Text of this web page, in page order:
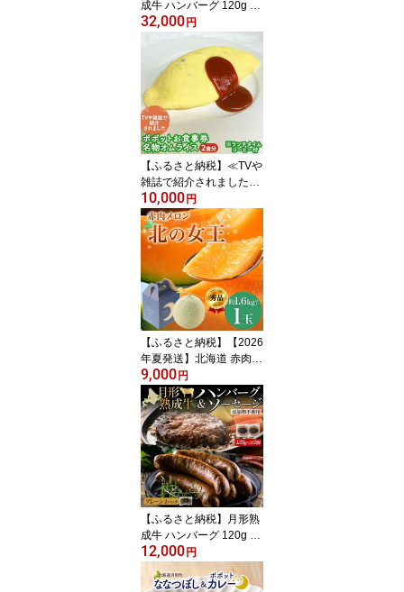
成牛 ハンバーグ 120g ×
5個 ソーセージ プレーン
チョリソー 30g × 4本 各
2パック 計1080g 添加物
不使用 セット ブランド
高級 グルメ お取り寄せ
肉汁 焼肉 鉄板焼 ギフト
【 月形町 】 お届け：2
025年12月上旬より順次
出荷
32,000 円
【ふるさと納税】≪TVや
雑誌で紹介されました≫
ポポットお食事券/名物オ
ムライス2食分※ランチ
タイムコーヒー付 チケッ
ト
10,000 円
【ふるさと納税】【2026
年夏発送】北海道 赤肉メ
ロン 北の女王 秀品 約1.6
kg×1玉 令和8年 メロン
果物 フルーツ 旬 季節 希
少 貴重 甘い 豊潤 国産 デ
ザート ご褒美 産地直送
ギフト お祝い 贈答品 贈
り物 お中元 常温 お届
け：7月上旬から7月末に
順次発送
9,000 円
【ふるさと納税】月形熟
成牛 ハンバーグ 120g ×
2個 ソーセージ プレーン
30g × 4本 1パック 計360
g 添加物不使用 セット ブ
12,000 円